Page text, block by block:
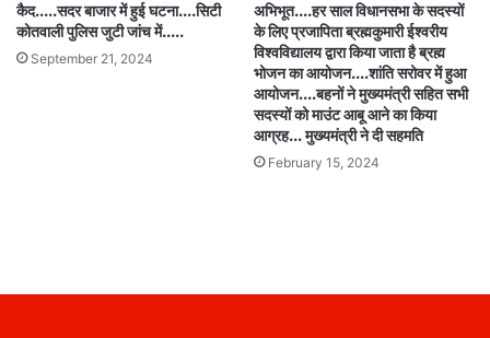
कैद…..सदर बाजार में हुई घटना….सिटी
कोतवाली पुलिस जुटी जांच में…..
September 21, 2024
अभिभूत….हर साल विधानसभा के सदस्यों
के लिए प्रजापिता ब्रह्मकुमारी ईश्वरीय
विश्वविद्यालय द्वारा किया जाता है ब्रह्म
भोजन का आयोजन….शांति सरोवर में हुआ
आयोजन….बहनों ने मुख्यमंत्री सहित सभी
सदस्यों को माउंट आबू आने का किया
आग्रह… मुख्यमंत्री ने दी सहमति
February 15, 2024